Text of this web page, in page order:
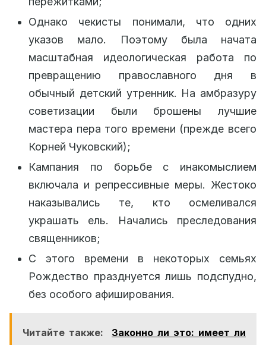
Однако чекисты понимали, что одних
указов мало. Поэтому была начата
масштабная идеологическая работа по
превращению православного дня в
обычный детский утренник. На амбразуру
советизации были брошены лучшие
мастера пера того времени (прежде всего
Корней Чуковский);
Кампания по борьбе с инакомыслием
включала и репрессивные меры. Жестоко
наказывались те, кто осмеливался
украшать ель. Начались преследования
священников;
С этого времени в некоторых семьях
Рождество празднуется лишь подспудно,
без особого афиширования.
Читайте также:
Законно ли это: имеет ли